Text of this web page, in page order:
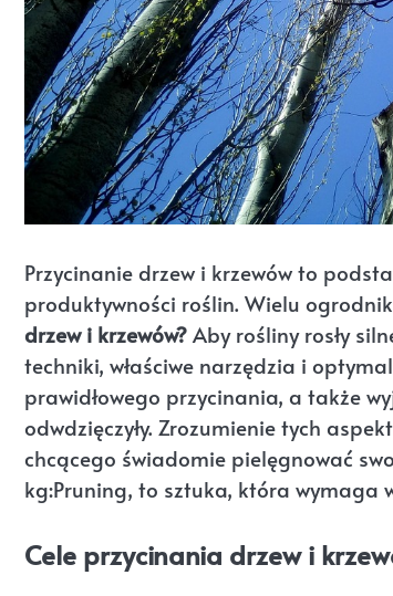
Przycinanie drzew i krzewów to
produktywności roślin. Wielu
drzew i krzewów?Aby rośliny rosły
techniki, właściwe narzędzia i
prawidłowego przycinania, a także
odwdzięczyły. Zrozumienie tych
chcącego świadomie pielęgnować
kg:Pruning, to sztuka, która wymaga
Cele przycinania drzew i